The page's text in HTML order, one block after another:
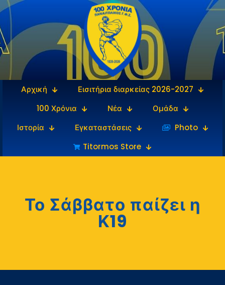
Αρχική
Εισιτήρια διαρκείας 2026-2027
100 Χρόνια
Νέα
Ομάδα
Ιστορία
Εγκαταστάσεις
‎‏‏‎ ‎Photo
Titormos Store
Το Σάββατο παίζει η
Κ19